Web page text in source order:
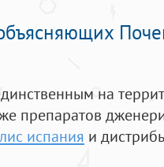
на
препаратов
испания и